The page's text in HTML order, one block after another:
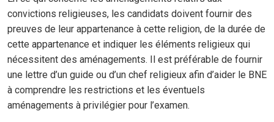
convictions religieuses, les candidats doivent fournir des
preuves de leur appartenance à cette religion, de la durée de
cette appartenance et indiquer les éléments religieux qui
nécessitent des aménagements. Il est préférable de fournir
une lettre d’un guide ou d’un chef religieux afin d’aider le BNE
à comprendre les restrictions et les éventuels
aménagements à privilégier pour l’examen.